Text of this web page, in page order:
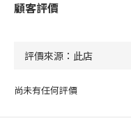
顧客評價
尚未有任何評價